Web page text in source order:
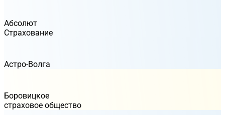
Абсолют
Страхование
Астро-Волга
Боровицкое
страховое общество